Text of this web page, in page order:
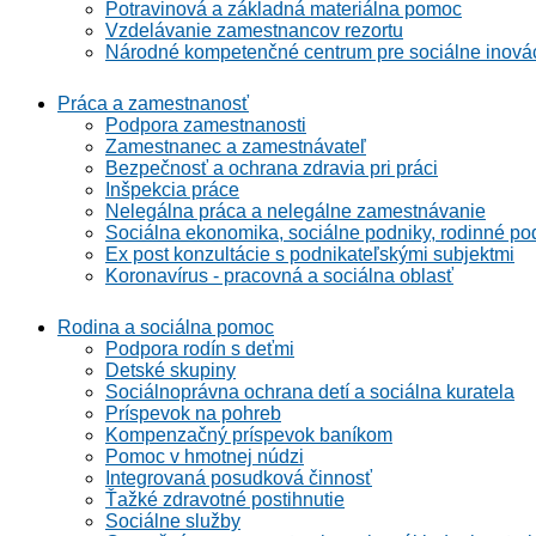
Potravinová a základná materiálna pomoc
Vzdelávanie zamestnancov rezortu
Národné kompetenčné centrum pre sociálne
Práca a zamestnanosť
Podpora zamestnanosti
Zamestnanec a zamestnávateľ
Bezpečnosť a ochrana zdravia pri práci
Inšpekcia práce
Nelegálna práca a nelegálne zamestnávanie
Sociálna ekonomika, sociálne podniky, rodinné
Ex post konzultácie s podnikateľskými subjektmi
Koronavírus - pracovná a sociálna oblasť
Rodina a sociálna pomoc
Podpora rodín s deťmi
Detské skupiny
Sociálnoprávna ochrana detí a sociálna kuratela
Príspevok na pohreb
Kompenzačný príspevok baníkom
Pomoc v hmotnej núdzi
Integrovaná posudková činnosť
Ťažké zdravotné postihnutie
Sociálne služby